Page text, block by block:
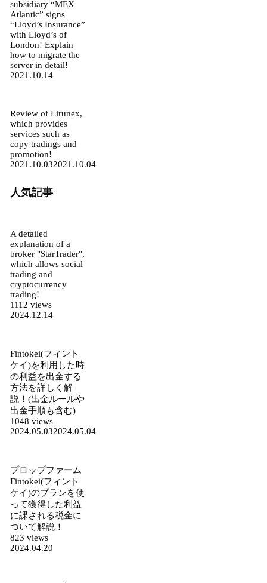
subsidiary “MEX
Atlantic” signs
“Lloyd’s Insurance”
with Lloyd’s of
London! Explain
how to migrate the
server in detail!
2021.10.14
Review of Lirunex,
which provides
services such as
copy tradings and
promotion!
2021.10.032021.10.04
人気記事
A detailed
explanation of a
broker "StarTrader",
which allows social
trading and
cryptocurrency
trading!
1112 views
2024.12.14
Fintokei(フィント
ケイ)を利用した時
の利益を出金する
方法を詳しく解
説！(出金ルールや
出金手順も含む)
1048 views
2024.05.032024.05.04
プロップファーム
Fintokei(フィント
ケイ)のプランを使
って獲得した利益
に課される税金に
ついて解説！
823 views
2024.04.20